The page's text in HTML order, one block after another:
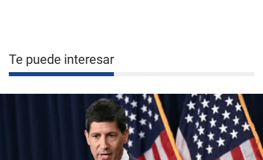
Te puede interesar